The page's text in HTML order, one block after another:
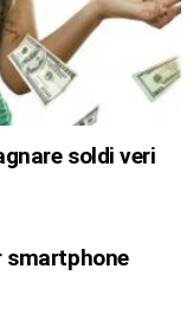
soldi veri
smartphone